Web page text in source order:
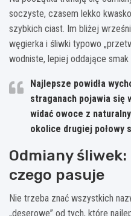
soczyste, czasem lekko
szybkich ciast. Im bliżej
węgierka i śliwki typowo
wodniste, lepiej oddające smak
Najlepsze powidła
straganach pojawia się
widać owoce z
okolice drugiej połowy
Odmiany
czego pasuje
Nie trzeba znać wszystkich
„deserowe” od tych, które